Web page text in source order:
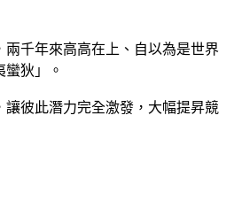
千年來高高在上、自以為是世界
狄」。
彼此潛力完全激發，大幅提昇競